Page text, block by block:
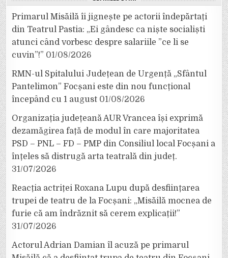
Primarul Misăilă îi jignește pe actorii îndepărtați
din Teatrul Pastia: „Ei gândesc ca niște socialiști
atunci când vorbesc despre salariile ”ce li se
cuvin”!” 01/08/2026
RMN-ul Spitalului Județean de Urgență „Sfântul
Pantelimon” Focșani este din nou funcțional
începând cu 1 august 01/08/2026
Organizația județeană AUR Vrancea își exprimă
dezamăgirea față de modul în care majoritatea
PSD – PNL – FD – PMP din Consiliul local Focșani a
înțeles să distrugă arta teatrală din județ.
31/07/2026
Reacția actriței Roxana Lupu după desființarea
trupei de teatru de la Focșani: „Misăilă mocnea de
furie că am îndrăznit să cerem explicații!”
31/07/2026
Actorul Adrian Damian îl acuză pe primarul